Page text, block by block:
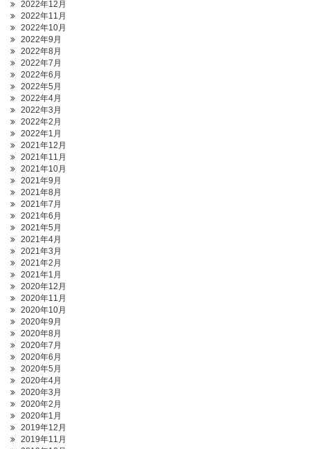
2022年12月
2022年11月
2022年10月
2022年9月
2022年8月
2022年7月
2022年6月
2022年5月
2022年4月
2022年3月
2022年2月
2022年1月
2021年12月
2021年11月
2021年10月
2021年9月
2021年8月
2021年7月
2021年6月
2021年5月
2021年4月
2021年3月
2021年2月
2021年1月
2020年12月
2020年11月
2020年10月
2020年9月
2020年8月
2020年7月
2020年6月
2020年5月
2020年4月
2020年3月
2020年2月
2020年1月
2019年12月
2019年11月